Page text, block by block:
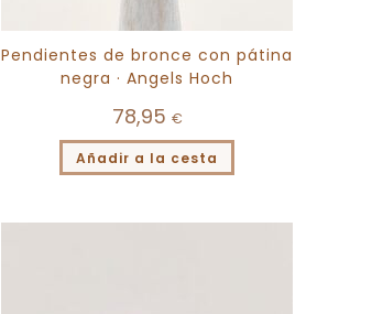
Pendientes de bronce con pátina
negra · Angels Hoch
78,95 €
Añadir a la cesta